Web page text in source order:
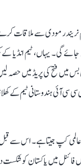
نریندر مودی سے ملاقات
جائے گی۔ یہاں، ٹیم انڈیا
عالمی کپ جیتاہے۔ اس سے قبل
ٹیم انڈیا نے 2007 میں فائنل میں